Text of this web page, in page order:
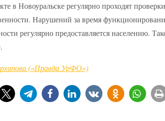
в Новоуральске регулярно проходят
Нарушений за время
регулярно предоставляется населению.
(«Правда УрФО»)